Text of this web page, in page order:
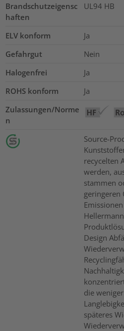
Brandschutzeigensc
haften
UL94 HB
ELV konform
Ja
Gefahrgut
Nein
Halogenfrei
Ja
ROHS konform
Ja
Zulassungen/Norme
n
Source-
recycelten
werden,
stammen
geringeren
Design
die
späteres